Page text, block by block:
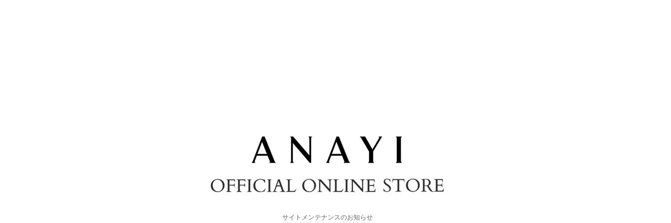
サイトメンテナンスのお知らせ